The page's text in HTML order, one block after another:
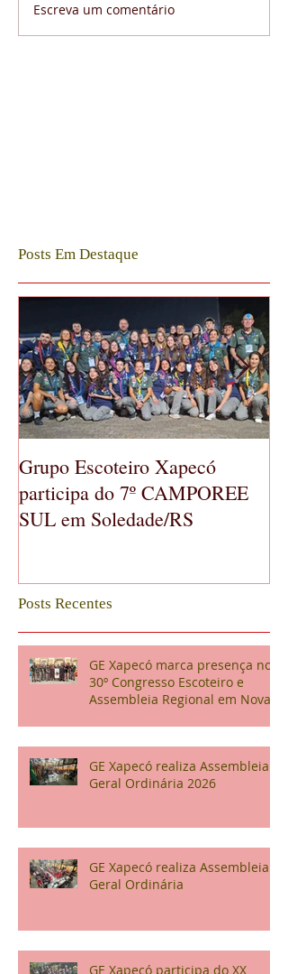
Escreva um comentário
Posts Em Destaque
Grupo Escoteiro Xapecó
participa do 7º CAMPOREE
SUL em Soledade/RS
Posts Recentes
GE Xapecó marca presença no
30º Congresso Escoteiro e
Assembleia Regional em Nova
GE Xapecó realiza Assembleia
Geral Ordinária 2026
GE Xapecó realiza Assembleia
Geral Ordinária
GE Xapecó participa do XX